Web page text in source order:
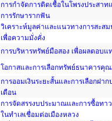
การกำจัดการติดเชื้อในโพรงประสา
การรักษารากฟัน
วิเคราะห์มูลค่าและแนวทางการสะส
เพื่อความมั่งคั่ง
การบริหารทรัพย์มือสอง เพื่อผลตอบแ
โอกาสและการเลือกทรัพย์ธนาคารคุ
การออมเงินระยะสั้นและการเลือกฝาก
เดือน
การจัดสรรงบประมาณและการซื้อทา
ในทำเลเชื่อมต่อเมืองหลวง